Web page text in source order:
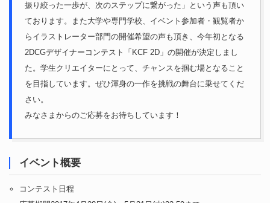
振り絞った一歩が、次のステップに繋がった」という声も頂い
ております。また大学や専門学校、イベント参加者・観覧者か
らイラストレーター部門の開催希望の声も頂き、今年初となる
2DCGデザイナーコンテスト「KCF 2D」の開催が決定しまし
た。学生クリエイターにとって、チャンスを掴む場となること
を目指しています。ぜひ渾身の一作を挑戦の舞台に乗せてくだ
さい。
みなさまからのご応募をお待ちしています！
イベント概要
コンテスト日程